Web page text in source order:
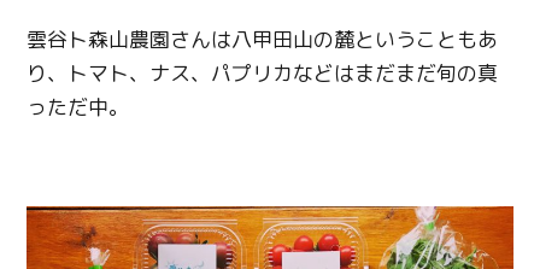
雲谷ト森山農園さんは八甲田山の麓ということもあ
り、トマト、ナス、パプリカなどはまだまだ旬の真
っただ中。